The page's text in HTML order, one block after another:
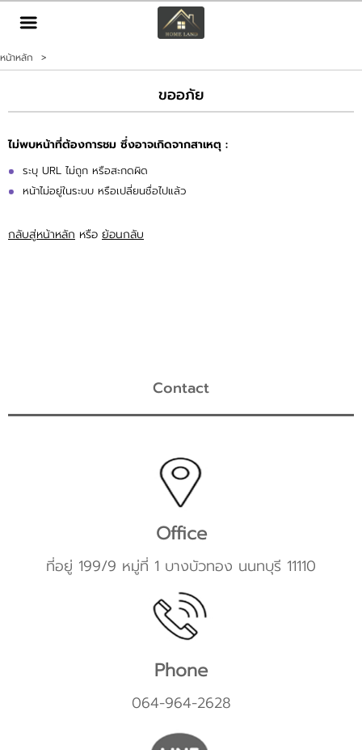
TH
เข้าสู่ระบบ สมัครสมาชิก
ทรัพย์สิน
หน้าหลัก >
ขออภัย
ไม่พบหน้าที่ต้องการชม ซึ่งอาจเกิดจากสาเหตุ :
ระบุ URL ไม่ถูก หรือสะกดผิด
หน้าไม่อยู่ในระบบ หรือเปลี่ยนชื่อไปแล้ว
กลับสู่หน้าหลัก หรือ ย้อนกลับ
Contact
Office
ที่อยู่ 199/9 หมู่ที่ 1 บางบัวทอง นนทบุรี 11110
Phone
064-964-2628